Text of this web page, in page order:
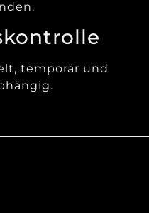
temporär und